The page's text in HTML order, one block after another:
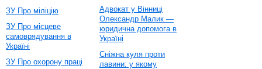
ЗУ Про міліцію
ЗУ Про місцеве
самоврядування в
Україні
ЗУ Про охорону праці
Адвокат у Вінниці
Олександр Малик —
юридична допомога в
Україні
Сніжна куля проти
лавини: у якому